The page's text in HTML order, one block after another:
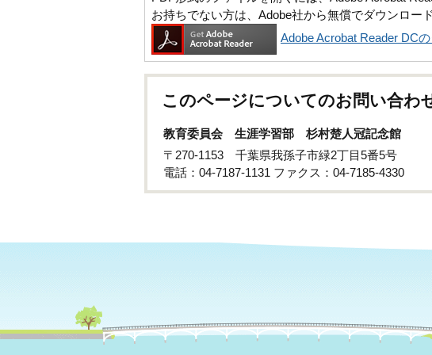
お持ちでない方は、Adobe社から無償でダウンロー
Adobe Acrobat Reader DC
このページについてのお問い合わ
教育委員会 生涯学習部 杉村楚人冠記念館
〒270-1153 千葉県我孫子市緑2丁目5番5号
電話：04-7187-1131 ファクス：04-7185-4330